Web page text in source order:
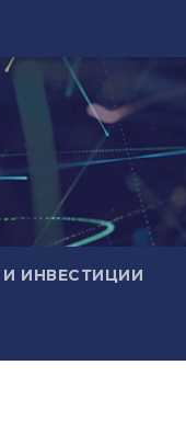
И ИНВЕСТИЦИИ